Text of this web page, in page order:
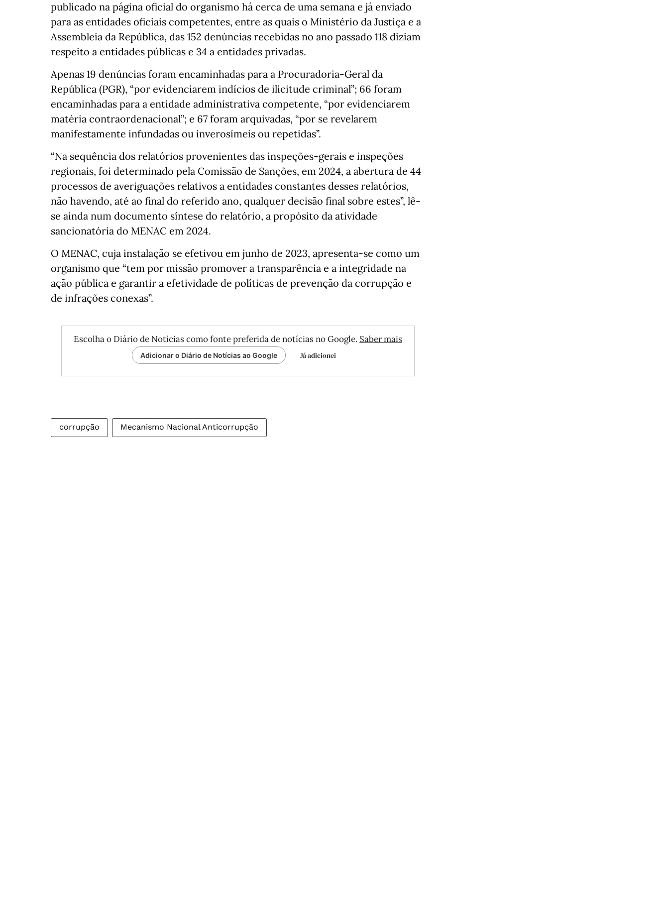
publicado na página oficial do organismo há cerca de uma semana e já enviado
para as entidades oficiais competentes, entre as quais o Ministério da Justiça e a
Assembleia da República, das 152 denúncias recebidas no ano passado 118 diziam
respeito a entidades públicas e 34 a entidades privadas.
Apenas 19 denúncias foram encaminhadas para a Procuradoria-Geral da
República (PGR), “por evidenciarem indícios de ilicitude criminal”; 66 foram
encaminhadas para a entidade administrativa competente, “por evidenciarem
matéria contraordenacional”; e 67 foram arquivadas, “por se revelarem
manifestamente infundadas ou inverosímeis ou repetidas”.
“Na sequência dos relatórios provenientes das inspeções-gerais e inspeções
regionais, foi determinado pela Comissão de Sanções, em 2024, a abertura de 44
processos de averiguações relativos a entidades constantes desses relatórios,
não havendo, até ao final do referido ano, qualquer decisão final sobre estes”, lê-
se ainda num documento síntese do relatório, a propósito da atividade
sancionatória do MENAC em 2024.
O MENAC, cuja instalação se efetivou em junho de 2023, apresenta-se como um
organismo que “tem por missão promover a transparência e a integridade na
ação pública e garantir a efetividade de políticas de prevenção da corrupção e
de infrações conexas”.
Escolha o Diário de Notícias como fonte preferida de notícias no Google. Saber mais
Adicionar o Diário de Notícias ao Google Já adicionei
corrupção Mecanismo Nacional Anticorrupção